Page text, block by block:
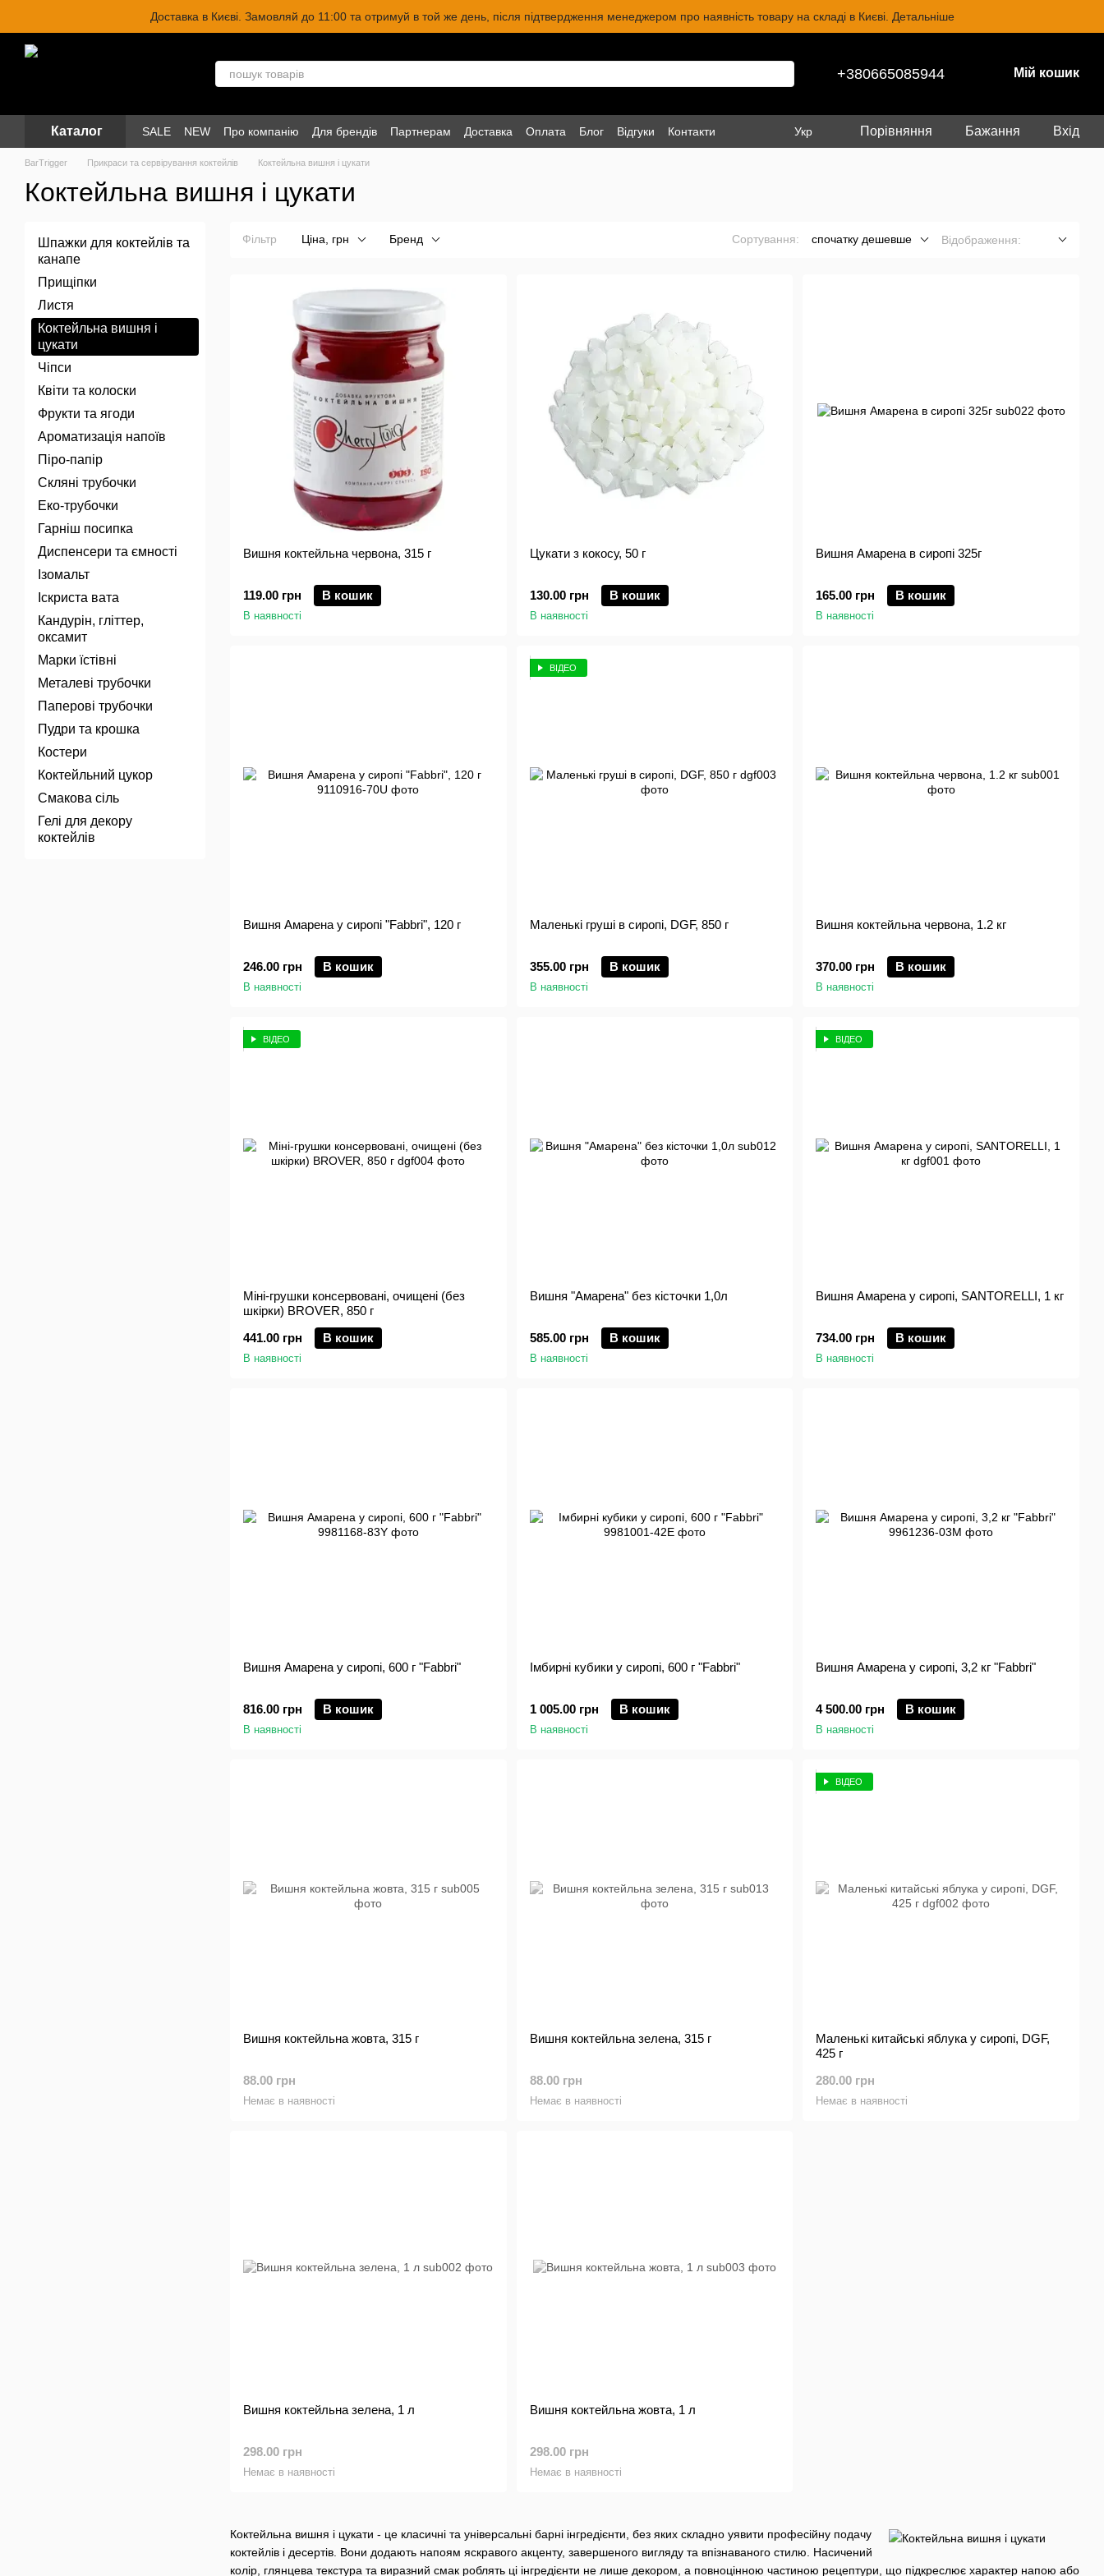
Перейти до основного контентуДоставка в Києві. Замовляй до 11:00 та отримуй в той же день, після підтвердження менеджером про наявність товару на складі в Києві. Детальніше
+380665085944 Мій кошик
Каталог SALE NEW Про компанію Для брендів Партнерам Доставка Оплата Блог Відгуки Контакти Укр Порівняння Бажання Вхід
BarTrigger Прикраси та сервірування коктейлів Коктейльна вишня і цукати
Коктейльна вишня і цукати
Фільтр Ціна, грн Бренд Сортування: спочатку дешевше Відображення:
Коктейльна вишня і цукати - це класичні та універсальні барні інгредієнти, без яких складно уявити професійну подачу
коктейлів і десертів. Вони додають напоям яскравого акценту, завершеного вигляду та впізнаваного стилю. Насичений
колір, глянцева текстура та виразний смак роблять ці інгредієнти не лише декором, а повноцінною частиною рецептури, що підкреслює характер напою або
Вишня коктейльна червона, 315 г
119.00 грн В кошик
В наявності
Цукати з кокосу, 50 г
130.00 грн В кошик
В наявності
Вишня Амарена в сиропі 325г
165.00 грн В кошик
В наявності
Вишня Амарена у сиропі "Fabbri", 120 г
246.00 грн В кошик
В наявності
ВІДЕО
Маленькі груші в сиропі, DGF, 850 г
355.00 грн В кошик
В наявності
Вишня коктейльна червона, 1.2 кг
370.00 грн В кошик
В наявності
ВІДЕО
Міні-грушки консервовані, очищені (без
шкірки) BROVER, 850 г
441.00 грн
В кошик
В наявності
Вишня "Амарена" без кісточки 1,0л
585.00 грн В кошик
В наявності
ВІДЕО
Вишня Амарена у сиропi, SANTORELLI, 1 кг
734.00 грн В кошик
В наявності
Вишня Амарена у сиропі, 600 г "Fabbri"
816.00 грн В кошик
В наявності
Імбирні кубики у сиропі, 600 г "Fabbri"
1 005.00 грн В кошик
В наявності
Вишня Амарена у сиропі, 3,2 кг "Fabbri"
4 500.00 грн В кошик
В наявності
Вишня коктейльна жовта, 315 г
88.00 грн
Немає в наявності
Вишня коктейльна зелена, 315 г
88.00 грн
Немає в наявності
ВІДЕО
Маленькі китайські яблука у сиропі, DGF,
425 г
280.00 грн
Немає в наявності
Вишня коктейльна зелена, 1 л
298.00 грн
Немає в наявності
Вишня коктейльна жовта, 1 л
298.00 грн
Немає в наявності
Шпажки для коктейлів та
канапе
Прищіпки
Листя
Коктейльна вишня і
цукати
Чіпси
Квіти та колоски
Фрукти та ягоди
Ароматизація напоїв
Піро-папір
Скляні трубочки
Еко-трубочки
Гарніш посипка
Диспенсери та ємності
Ізомальт
Іскриста вата
Кандурін, гліттер,
оксамит
Марки їстівні
Металеві трубочки
Паперові трубочки
Пудри та крошка
Костери
Коктейльний цукор
Смакова сіль
Гелі для декору
коктейлів